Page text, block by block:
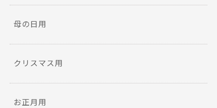
母の日用
クリスマス用
お正月用